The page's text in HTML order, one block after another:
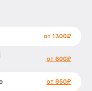
от 1300₽
от 600₽
от 850₽